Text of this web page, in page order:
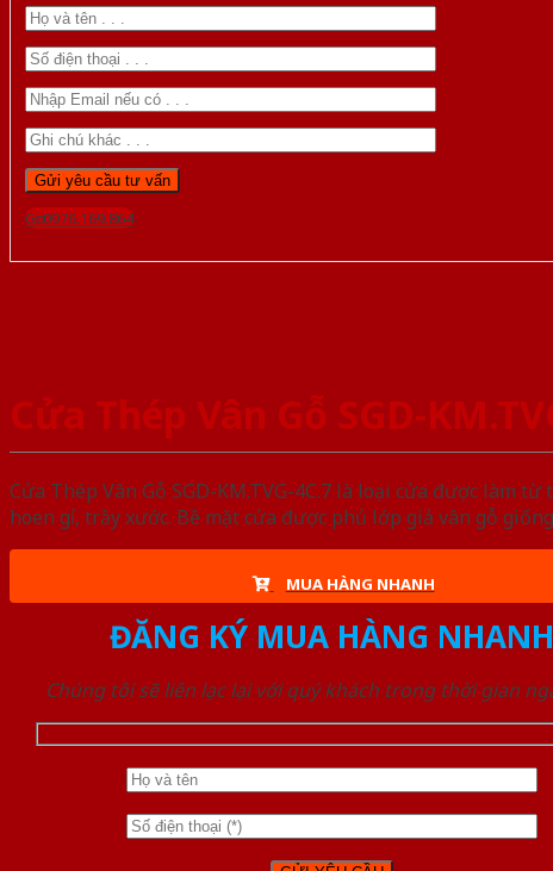
Gọi 0976.169.864
Cửa Thép Vân Gỗ SGD-
Cửa Thép Vân Gỗ SGD-KM.TVG-4C.7 là loại cửa được làm
hoen gỉ, trầy xước. Bề mặt cửa được phủ lớp giả vân gỗ
MUA HÀNG NHANH
ĐĂNG KÝ MUA HÀNG NHANH
Chúng tôi sẽ liên lạc lại với quý khách trong thời gian